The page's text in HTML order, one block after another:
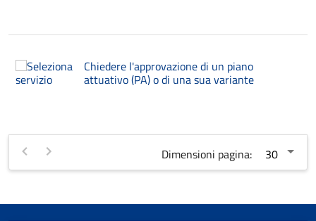
Chiedere l'approvazione di un piano
attuativo (PA) o di una sua variante
Dimensioni pagina: